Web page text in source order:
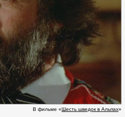
В фильме «Шесть шведок в Альпах»